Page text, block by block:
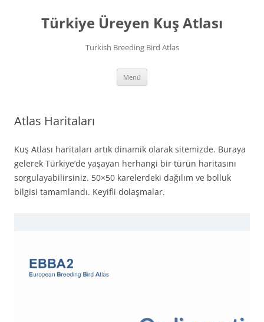
Türkiye Üreyen Kuş Atlası
Turkish Breeding Bird Atlas
Menü
Atlas Haritaları
Kuş Atlası haritaları artık dinamik olarak sitemizde. Buraya
gelerek Türkiye’de yaşayan herhangi bir türün haritasını
sorgulayabilirsiniz. 50×50 karelerdeki dağılım ve bolluk
bilgisi tamamlandı. Keyifli dolaşmalar.